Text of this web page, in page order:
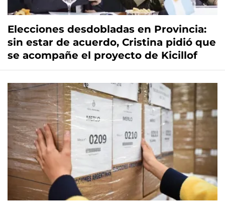
Elecciones desdobladas en Provincia:
sin estar de acuerdo, Cristina pidió que
se acompañe el proyecto de Kicillof